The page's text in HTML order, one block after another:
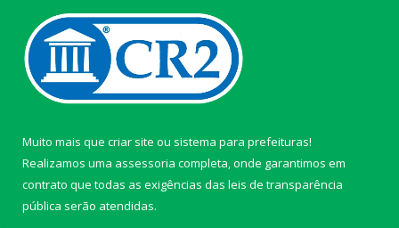
Muito mais que criar site ou sistema para prefeituras!
Realizamos uma assessoria completa, onde garantimos em
contrato que todas as exigências das leis de transparência
pública serão atendidas.